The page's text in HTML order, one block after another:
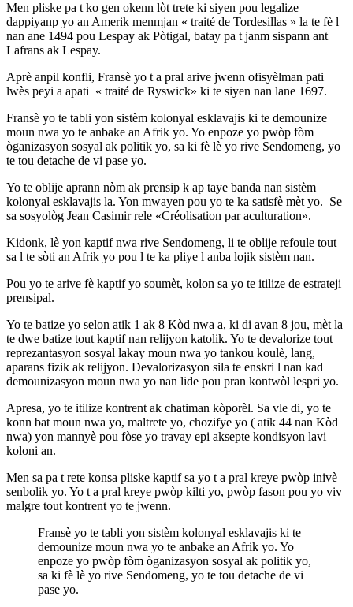
Men pliske pa t ko gen okenn lòt trete ki siyen pou legalize
dappiyanp yo an Amerik menmjan « traité de Tordesillas » la te fè l
nan ane 1494 pou Lespay ak Pòtigal, batay pa t janm sispann ant
Lafrans ak Lespay.
Aprè anpil konfli, Fransè yo t a pral arive jwenn ofisyèlman pati
lwès peyi a apati « traité de Ryswick» ki te siyen nan lane 1697.
Fransè yo te tabli yon sistèm kolonyal esklavajis ki te demounize
moun nwa yo te anbake an Afrik yo. Yo enpoze yo pwòp fòm
òganizasyon sosyal ak politik yo, sa ki fè lè yo rive Sendomeng, yo
te tou detache de vi pase yo.
Yo te oblije aprann nòm ak prensip k ap taye banda nan sistèm
kolonyal esklavajis la. Yon mwayen pou yo te ka satisfè mèt yo. Se
sa sosyològ Jean Casimir rele «Créolisation par aculturation».
Kidonk, lè yon kaptif nwa rive Sendomeng, li te oblije refoule tout
sa l te sòti an Afrik yo pou l te ka pliye l anba lojik sistèm nan.
Pou yo te arive fè kaptif yo soumèt, kolon sa yo te itilize de estrateji
prensipal.
Yo te batize yo selon atik 1 ak 8 Kòd nwa a, ki di avan 8 jou, mèt la
te dwe batize tout kaptif nan relijyon katolik. Yo te devalorize tout
reprezantasyon sosyal lakay moun nwa yo tankou koulè, lang,
aparans fizik ak relijyon. Devalorizasyon sila te enskri l nan kad
demounizasyon moun nwa yo nan lide pou pran kontwòl lespri yo.
Apresa, yo te itilize kontrent ak chatiman kòporèl. Sa vle di, yo te
konn bat moun nwa yo, maltrete yo, chozifye yo ( atik 44 nan Kòd
nwa) yon mannyè pou fòse yo travay epi aksepte kondisyon lavi
koloni an.
Men sa pa t rete konsa pliske kaptif sa yo t a pral kreye pwòp inivè
senbolik yo. Yo t a pral kreye pwòp kilti yo, pwòp fason pou yo viv
malgre tout kontrent yo te jwenn.
Fransè yo te tabli yon sistèm kolonyal esklavajis ki te
demounize moun nwa yo te anbake an Afrik yo. Yo
enpoze yo pwòp fòm òganizasyon sosyal ak politik yo,
sa ki fè lè yo rive Sendomeng, yo te tou detache de vi
pase yo.